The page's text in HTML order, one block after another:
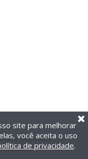
reservados.
site para melhorar
você aceita o uso
de privacidade.